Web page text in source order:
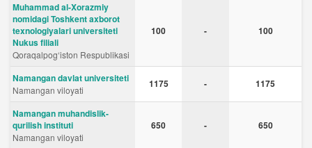
Muhammad al-Xorazmiy
nomidagi Toshkent axborot
texnologiyalari universiteti
Nukus filiali
Qoraqalpog‘iston Respublikasi
100 - 100
Namangan davlat universiteti
Namangan viloyati
1175 - 1175
Namangan muhandislik-
qurilish instituti
Namangan viloyati
650 - 650